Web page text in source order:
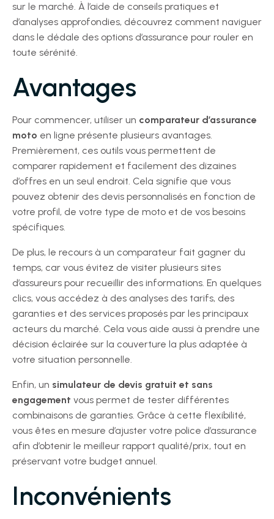
sur le marché. À l’aide de conseils pratiques et
d’analyses approfondies, découvrez comment naviguer
dans le dédale des options d’assurance pour rouler en
toute sérénité.
Avantages
Pour commencer, utiliser un comparateur d’assurance
moto en ligne présente plusieurs avantages.
Premièrement, ces outils vous permettent de
comparer rapidement et facilement des dizaines
d’offres en un seul endroit. Cela signifie que vous
pouvez obtenir des devis personnalisés en fonction de
votre profil, de votre type de moto et de vos besoins
spécifiques.
De plus, le recours à un comparateur fait gagner du
temps, car vous évitez de visiter plusieurs sites
d’assureurs pour recueillir des informations. En quelques
clics, vous accédez à des analyses des tarifs, des
garanties et des services proposés par les principaux
acteurs du marché. Cela vous aide aussi à prendre une
décision éclairée sur la couverture la plus adaptée à
votre situation personnelle.
Enfin, un simulateur de devis gratuit et sans
engagement vous permet de tester différentes
combinaisons de garanties. Grâce à cette flexibilité,
vous êtes en mesure d’ajuster votre police d’assurance
afin d’obtenir le meilleur rapport qualité/prix, tout en
préservant votre budget annuel.
Inconvénients